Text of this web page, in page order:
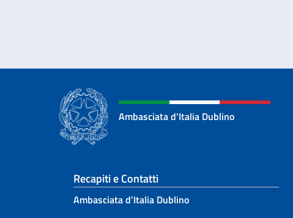
Ambasciata d'Italia Dublino
Sezione footer
Recapiti e Contatti
Ambasciata d’Italia Dublino